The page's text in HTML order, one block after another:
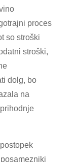
proces
so stroški
stroški,
dolg, bo
na